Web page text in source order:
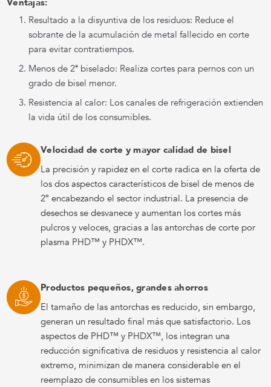
Resultado a la disyuntiva de los residuos: Reduce el
sobrante de la acumulación de metal fallecido en corte
para evitar contratiempos.
Menos de 2ª biselado: Realiza cortes para pernos con un
grado de bisel menor.
Resistencia al calor: Los canales de refrigeración extienden
la vida útil de los consumibles.
Velocidad de corte y mayor calidad de bisel
La precisión y rapidez en el corte radica en la oferta de
los dos aspectos característicos de bisel de menos de
2º encabezando el sector industrial. La presencia de
desechos se desvanece y aumentan los cortes más
pulcros y veloces, gracias a las antorchas de corte por
plasma PHD™ y PHDX™.
Productos pequeños, grandes ahorros
El tamaño de las antorchas es reducido, sin embargo,
generan un resultado final más que satisfactorio. Los
aspectos de PHD™ y PHDX™, los integran una
reducción significativa de residuos y resistencia al calor
extremo, minimizan de manera considerable en el
reemplazo de consumibles en los sistemas